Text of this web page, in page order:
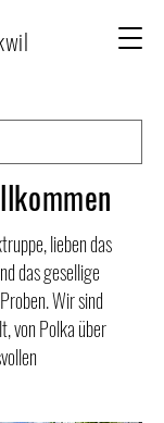
lieben das
das gesellige
Wir sind
von Polka über